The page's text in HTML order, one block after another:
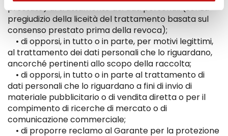
prestato) al trattamento dei dati personali (senza
pregiudizio della liceità del trattamento basata sul
consenso prestato prima della revoca);
• di opporsi, in tutto o in parte, per motivi legittimi,
al trattamento dei dati personali che lo riguardano,
ancorché pertinenti allo scopo della raccolta;
• di opporsi, in tutto o in parte al trattamento di
dati personali che lo riguardano a fini di invio di
materiale pubblicitario o di vendita diretta o per il
compimento di ricerche di mercato o di
comunicazione commerciale;
• di proporre reclamo al Garante per la protezione